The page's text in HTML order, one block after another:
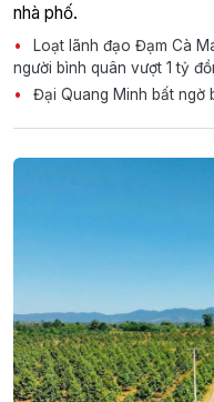
nhà phố.
Loạt lãnh đạo Đạm Cà
người bình quân vượt 1 tỷ
Đại Quang Minh bất ngờ